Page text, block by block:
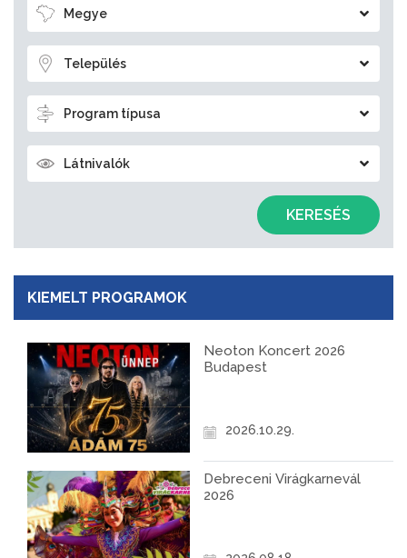
Megye
Település
Program típusa
Látnivalók
KERESÉS
KIEMELT PROGRAMOK
Neoton Koncert 2026
Budapest
2026.10.29.
Debreceni Virágkarnevál
2026